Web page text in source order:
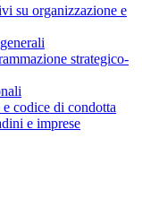
su organizzazione e
strategico-
codice di condotta
e imprese